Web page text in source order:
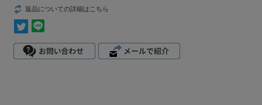
返品についての詳細はこちら